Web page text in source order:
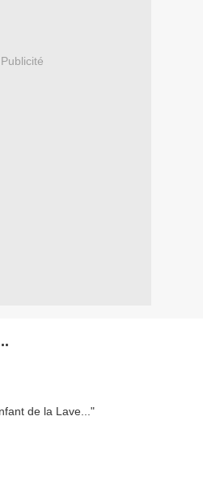
Publicité